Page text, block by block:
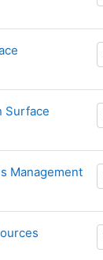
Surface
Management